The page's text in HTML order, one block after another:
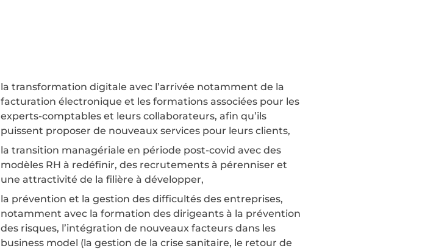
la transformation digitale avec l’arrivée notamment de la
facturation électronique et les formations associées pour les
experts-comptables et leurs collaborateurs, afin qu’ils
puissent proposer de nouveaux services pour leurs clients,
la transition managériale en période post-covid avec des
modèles RH à redéfinir, des recrutements à pérenniser et
une attractivité de la filière à développer,
la prévention et la gestion des difficultés des entreprises,
notamment avec la formation des dirigeants à la prévention
des risques, l’intégration de nouveaux facteurs dans les
business model (la gestion de la crise sanitaire, le retour de